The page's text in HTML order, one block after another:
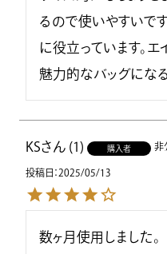
るので使いやすいで
に役立っています。エ
魅力的なバッグにな
KS 1 購入者 非
投稿日 2025/05/13
数ヶ月使用しました。